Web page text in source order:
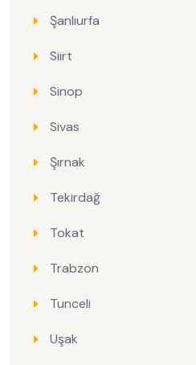
Şanlıurfa
Siirt
Sinop
Sivas
Şırnak
Tekirdağ
Tokat
Trabzon
Tunceli
Uşak